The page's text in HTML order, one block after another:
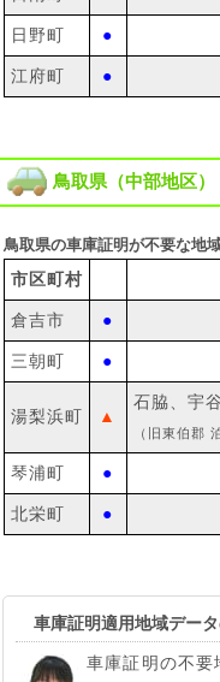
日野町 ●
江府町 ●
鳥取県（中部地区）
鳥取県の車庫証明が不要な地
市区町村
倉吉市 ●
三朝町 ●
湯梨浜町 ▲
石脇、宇
（旧東伯郡
琴浦町 ●
北栄町 ●
車庫証明適用地域デー
車庫証明の不要